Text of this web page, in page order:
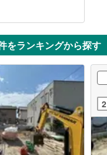
をランキングから探す
2